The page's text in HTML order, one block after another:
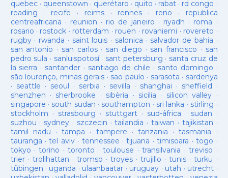
quebec· queenstown · querétaro · quito · rabat · rd congo ·
reading · recife · reims· rennes · reno · republica
centreafricana · reunion · rio de janeiro · riyadh · roma ·
rosario · rostock · rotterdam · rouen · rovaniemi · rovereto ·
rugby· rwanda · saint louis · salonica · salvador de bahia ·
san antonio · san carlos· san diego · san francisco · san
pedro sula · sanluispotosí· sant petersburg · santa cruz de
la sierra · santander · santiago de chile · santo domingo ·
são lourenço, minas gerais · sao paulo · sarasota · sardenya
· seattle · seoul · serbia · sevilla · shanghai · sheffield ·
shenzhen · sherbrooke · sibèria · sicilia · silicon valley ·
singapore · south sudan · southampton · sri lanka · stirling ·
stockholm · strasbourg · stuttgart· sud-âfrica · sudan ·
suzhou · sydney · szczecin ·tailandia ·taiwan · tajikistan ·
tamil nadu ·tampa · tampere · tanzania ·tasmania ·
tauranga ·tel aviv· tennessee ·tijuana ·timisoara ·togo ·
tokyo ·torino ·toronto ·toulouse ·transilvania ·treviso ·
trier· trollhattan · tromso · troyes·trujillo ·tunis ·turku ·
tübingen · uganda · ulaanbaatar · uruguay · utah · utrecht ·